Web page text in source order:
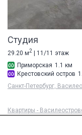
Студия
29.20 м2 | 11/11 этаж
Приморская 1.1 км
Крестовский остров
Санкт-Петербург,
Квартиры -